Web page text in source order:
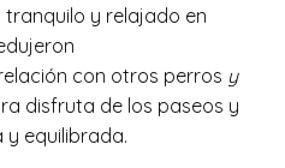
y relajado en
con otros perros y
disfruta de los paseos y
y equilibrada.